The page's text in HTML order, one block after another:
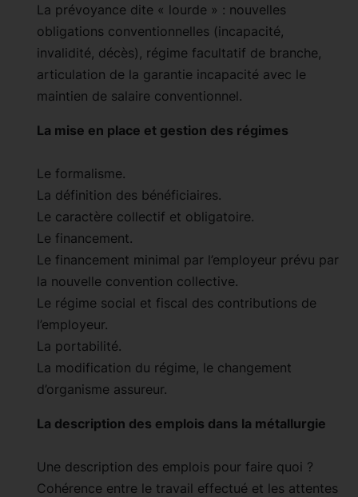
La prévoyance dite « lourde » : nouvelles
obligations conventionnelles (incapacité,
invalidité, décès), régime facultatif de branche,
articulation de la garantie incapacité avec le
maintien de salaire conventionnel.
La mise en place et gestion des régimes
Le formalisme.
La définition des bénéficiaires.
Le caractère collectif et obligatoire.
Le financement.
Le financement minimal par l’employeur prévu par
la nouvelle convention collective.
Le régime social et fiscal des contributions de
l’employeur.
La portabilité.
La modification du régime, le changement
d’organisme assureur.
La description des emplois dans la métallurgie
Une description des emplois pour faire quoi ?
Cohérence entre le travail effectué et les attentes